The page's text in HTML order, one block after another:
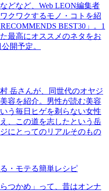
どなど、Web LEON編集者
クワクするモノ・コトを紹
BEST30」。1
最高にオススメのネタをお
開予定。
岳さんが、同世代のオヤジ
容を紹介。男性が読む美容
う毎日ヒゲを剃らない女性
、この道を志したという岳
にとってのリアルそのもの
・モテる簡単レシピ
つかめ」って、昔はオンナ